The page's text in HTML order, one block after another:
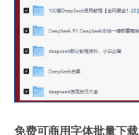
免费可商用字体批量下载